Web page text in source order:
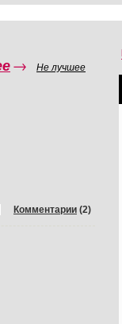
→ Не лучшее
Комментарии (2)